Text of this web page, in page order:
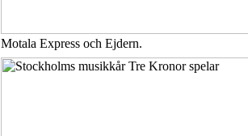
Motala Express och Ejdern.